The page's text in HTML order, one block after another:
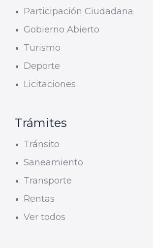
Participación Ciudadana
Gobierno Abierto
Turismo
Deporte
Licitaciones
Trámites
Tránsito
Saneamiento
Transporte
Rentas
Ver todos